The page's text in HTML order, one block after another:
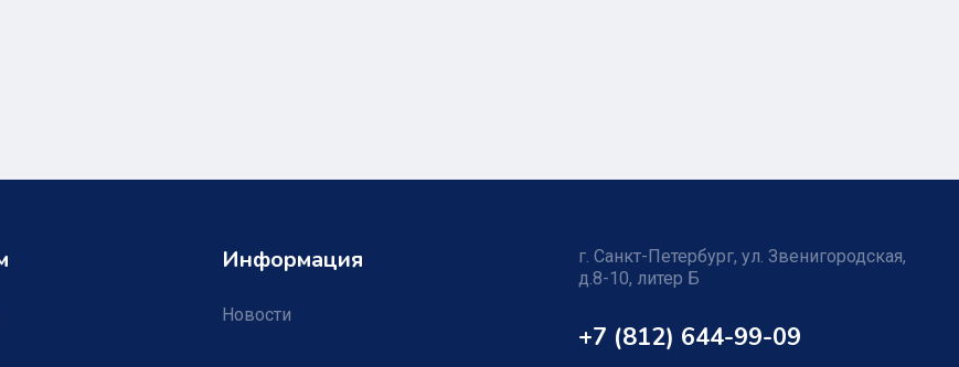
Информация
Новости
г. Санкт-Петербург, ул. Звенигородская,
д.8-10, литер Б
+7 (812) 644-99-09